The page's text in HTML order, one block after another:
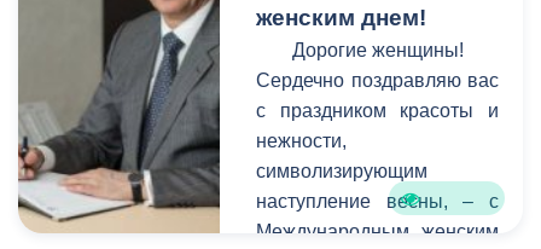
оно пострадало от
коррозии, стала заметной
усталость металла.
женским днем!
Дорогие женщины!
Сердечно поздравляю вас
с праздником красоты и
нежности,
символизирующим
наступление весны, – с
Международным женским